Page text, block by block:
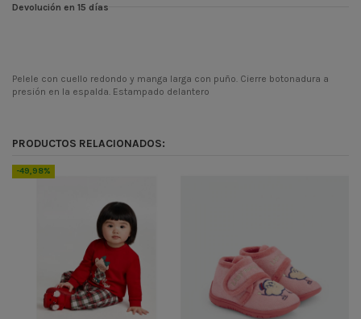
Devolución en 15 días
Pelele con cuello redondo y manga larga con puño. Cierre botonadura a
presión en la espalda. Estampado delantero
Codigo
ean13 1000000067736
PRODUCTOS RELACIONADOS:
-49,98%